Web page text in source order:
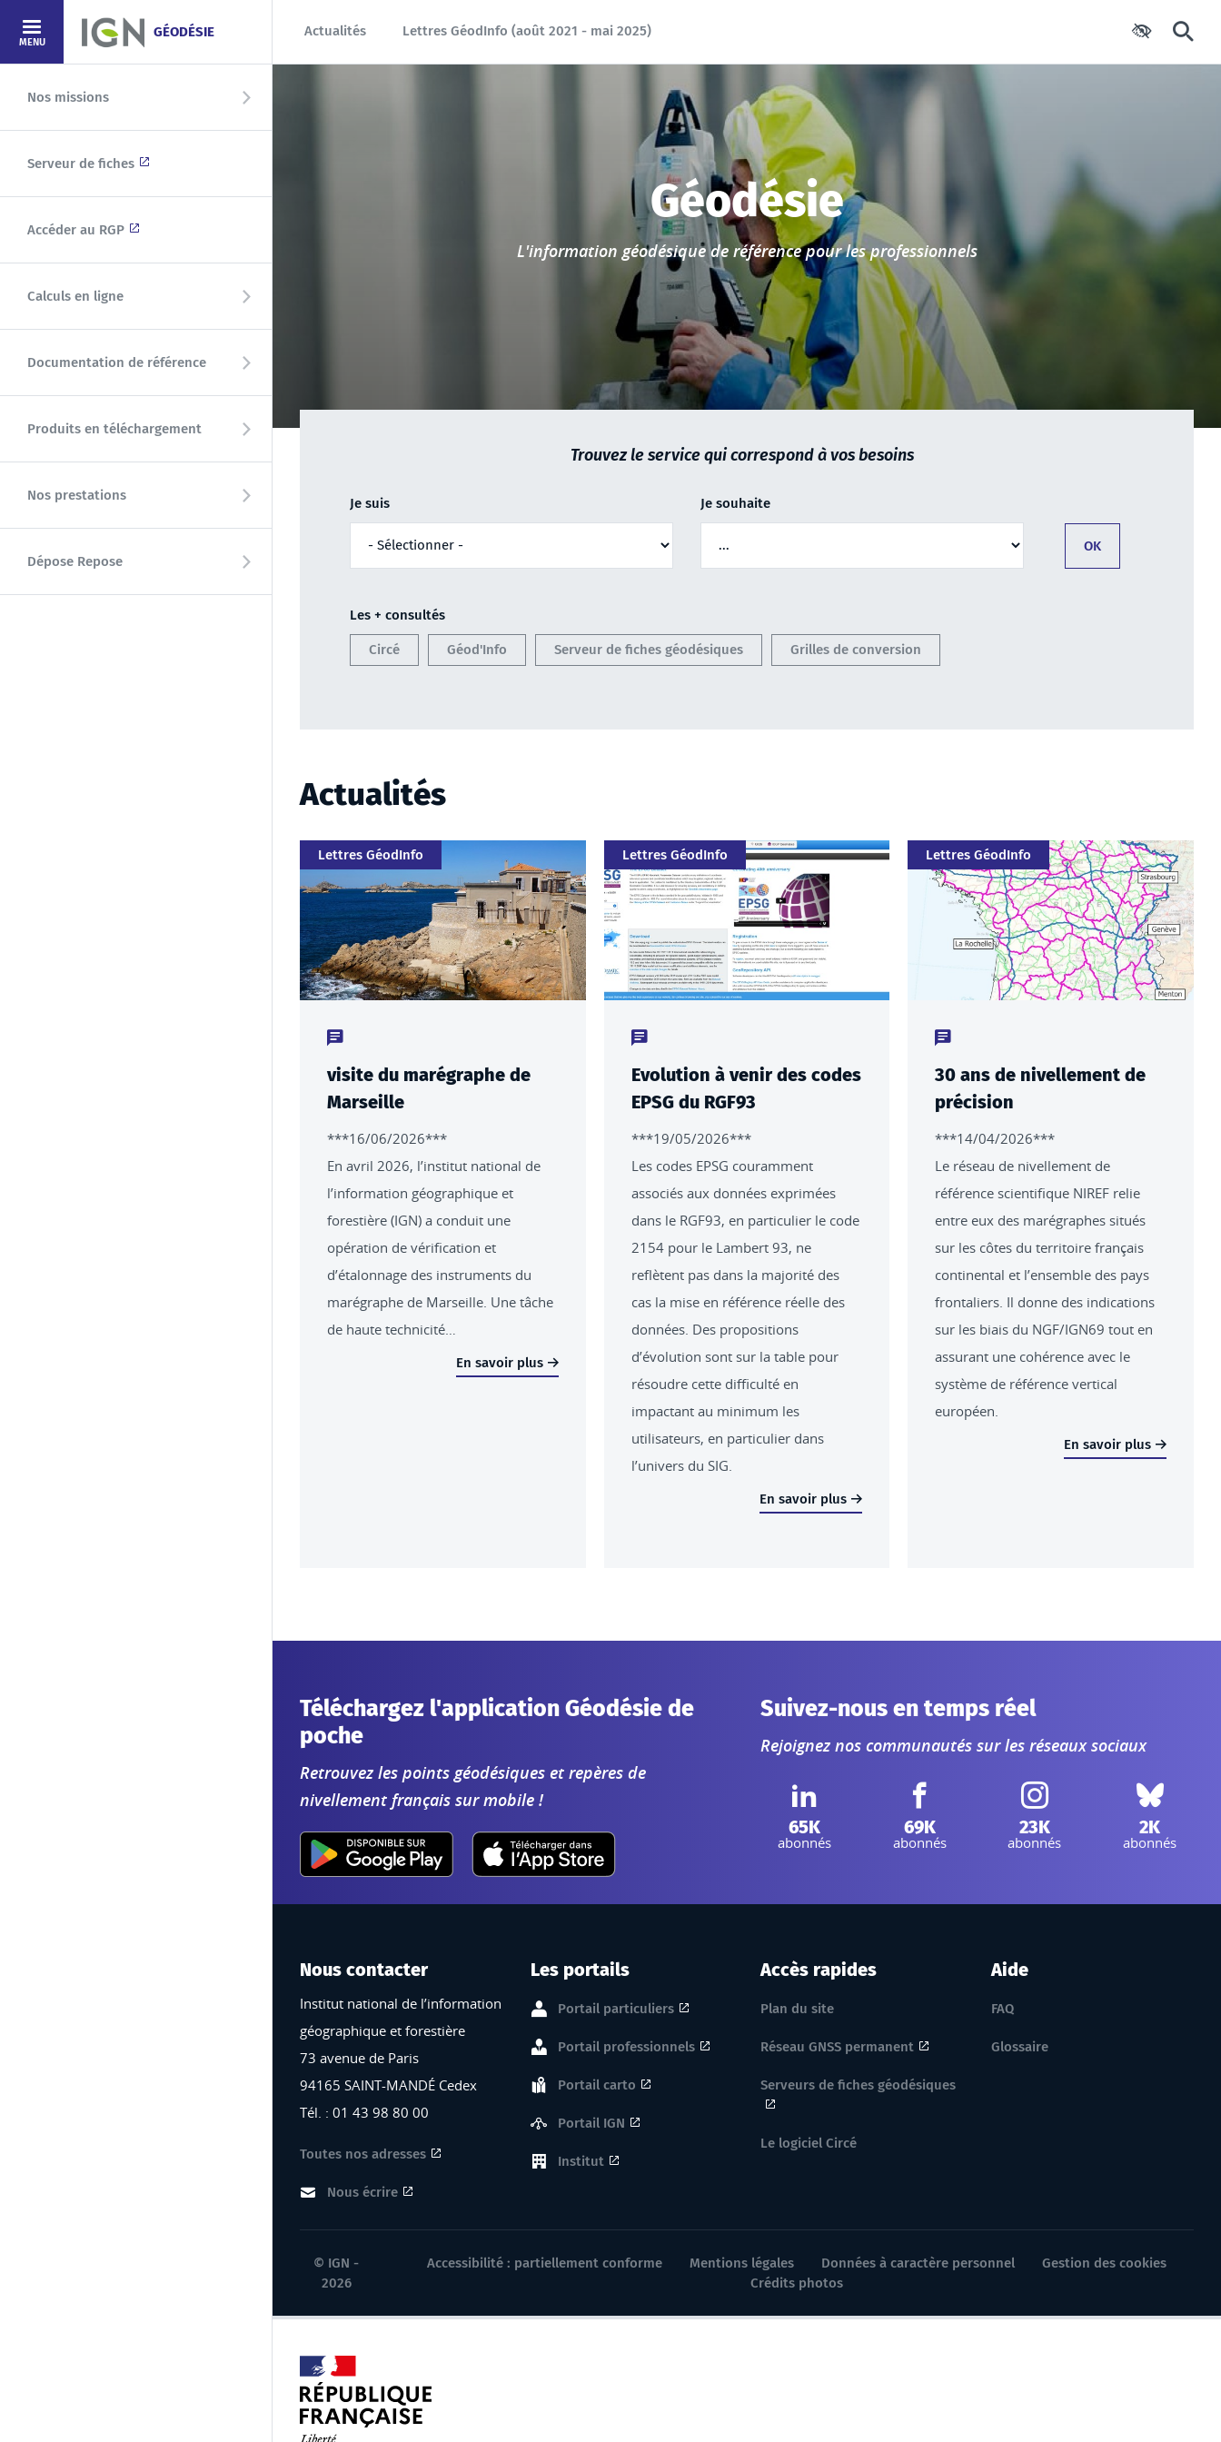
Aller au contenu principal
GÉODÉSIE
MENU
Nos missions
Serveur de fiches
Accéder au RGP
Calculs en ligne
Documentation de référence
Produits en téléchargement
Nos prestations
Dépose Repose
Actualités Lettres GéodInfo (août 2021 - mai 2025)
Paramètres
Accueil
Géodésie
L'information géodésique de référence pour les professionnels
Trouvez le service qui correspond à vos besoins
Je suis Je souhaite
Les + consultés
Circé Géod'Info Serveur de fiches géodésiques Grilles de conversion
Actualités
Catégorie
Lettres GéodInfo
Type de contenu : actualités
visite du marégraphe de
Marseille
***16/06/2026***
En avril 2026, l’institut national de
l’information géographique et
forestière (IGN) a conduit une
opération de vérification et
d’étalonnage des instruments du
marégraphe de Marseille. Une tâche
de haute technicité…
En savoir plus
Catégorie
Lettres GéodInfo
Type de contenu : actualités
Evolution à venir des codes
EPSG du RGF93
***19/05/2026***
Les codes EPSG couramment
associés aux données exprimées
dans le RGF93, en particulier le code
2154 pour le Lambert 93, ne
reflètent pas dans la majorité des
cas la mise en référence réelle des
données. Des propositions
d’évolution sont sur la table pour
résoudre cette difficulté en
impactant au minimum les
utilisateurs, en particulier dans
l’univers du SIG.
En savoir plus
Catégorie
Lettres GéodInfo
Type de contenu : actualités
30 ans de nivellement de
précision
***14/04/2026***
Le réseau de nivellement de
référence scientifique NIREF relie
entre eux des marégraphes situés
sur les côtes du territoire français
continental et l’ensemble des pays
frontaliers. Il donne des indications
sur les biais du NGF/IGN69 tout en
assurant une cohérence avec le
système de référence vertical
européen.
En savoir plus
Téléchargez l'application Géodésie de
poche
Retrouvez les points géodésiques et repères de
nivellement français sur mobile !
Suivez-nous en temps réel
Rejoignez nos communautés sur les réseaux sociaux
LinkedIn IGN :
65K
abonnés
Facebook IGN :
69K
abonnés
Instagram IGN :
23K
abonnés
Bluesky :
2K
abonnés
Nous contacter
Institut national de l’information
géographique et forestière
73 avenue de Paris
94165 SAINT-MANDÉ Cedex
Tél. : 01 43 98 80 00
Toutes nos adresses
Nous écrire
Les portails
Portail particuliers
Portail professionnels
Portail carto
Portail IGN
Institut
Accès rapides
Plan du site
Réseau GNSS permanent
Serveurs de fiches géodésiques
Le logiciel Circé
Aide
FAQ
Glossaire
© IGN -
2026
Accessibilité : partiellement conforme Mentions légales Données à caractère personnel
Gestion des cookies
Crédits photos